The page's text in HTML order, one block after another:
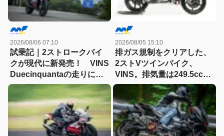
2026/08/06 07:10
試乗記｜2ストロークバイ
クが現代に新発売！ VINS
Duecinquantaの走りに大
感動
2026/08/05 15:10
排ガス規制をクリアした、
2ストVツインバイク、
VINS。排気量は249.5cc、
83HPを絞り出す。そのエ
ンジンの技術とは